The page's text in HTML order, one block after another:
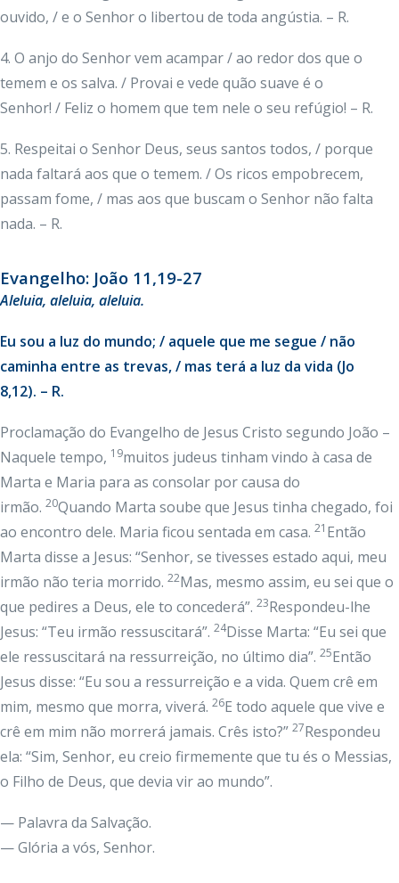
ouvido, / e o Senhor o libertou de toda angústia. – R.
4. O anjo do Senhor vem acampar / ao redor dos que o
temem e os salva. / Provai e vede quão suave é o
Senhor! / Feliz o homem que tem nele o seu refúgio! – R.
5. Respeitai o Senhor Deus, seus santos todos, / porque
nada faltará aos que o temem. / Os ricos empobrecem,
passam fome, / mas aos que buscam o Senhor não falta
nada. – R.
Evangelho: João 11,19-27
Aleluia, aleluia, aleluia.
Eu sou a luz do mundo; / aquele que me segue / não
caminha entre as trevas, / mas terá a luz da vida (Jo
8,12). – R.
Proclamação do Evangelho de Jesus Cristo segundo João –
Naquele tempo, 19muitos judeus tinham vindo à casa de
Marta e Maria para as consolar por causa do
irmão. 20Quando Marta soube que Jesus tinha chegado, foi
ao encontro dele. Maria ficou sentada em casa. 21 Então
Marta disse a Jesus: “Senhor, se tivesses estado aqui, meu
irmão não teria morrido. 22Mas, mesmo assim, eu sei que o
que pedires a Deus, ele to concederá”. 23Respondeu-lhe
Jesus: “Teu irmão ressuscitará”. 24Disse Marta: “Eu sei que
ele ressuscitará na ressurreição, no último dia”. 25Então
Jesus disse: “Eu sou a ressurreição e a vida. Quem crê em
mim, mesmo que morra, viverá. 26E todo aquele que vive e
crê em mim não morrerá jamais. Crês isto?” 27Respondeu
ela: “Sim, Senhor, eu creio firmemente que tu és o Messias,
o Filho de Deus, que devia vir ao mundo”.
— Palavra da Salvação.
— Glória a vós, Senhor.